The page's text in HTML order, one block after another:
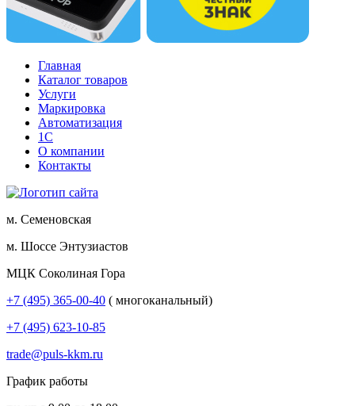
Главная
Каталог товаров
Услуги
Маркировка
Автоматизация
1С
О компании
Контакты
м. Семеновская
м. Шоссе Энтузиастов
МЦК Соколиная Гора
+7 (495) 365-00-40 ( многоканальный)
+7 (495) 623-10-85
trade@puls-kkm.ru
График работы